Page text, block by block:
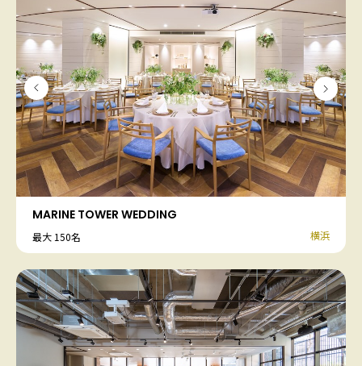
MARINE TOWER WEDDING
最大 150名 横浜